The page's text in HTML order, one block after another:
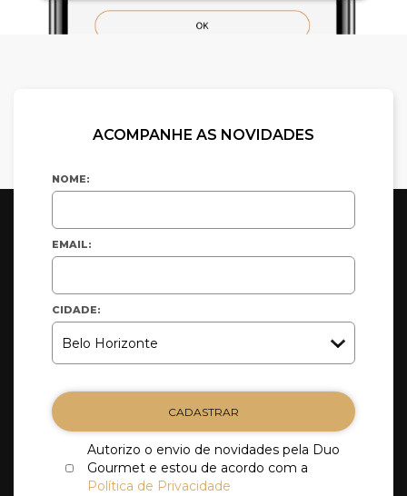
ACOMPANHE AS NOVIDADES
NOME:
EMAIL:
CIDADE:
CADASTRAR
Autorizo o envio de novidades pela Duo
Gourmet e estou de acordo com a
Política de Privacidade